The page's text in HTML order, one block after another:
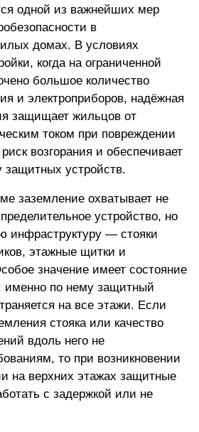
одной из важнейших мер
в
домах. В условиях
когда на ограниченной
большое количество
и электроприборов, надёжная
защищает жильцов от
током при повреждении
возгорания и обеспечивает
защитных устройств.
заземление охватывает не
устройство, но
инфраструктуру — стояки
этажные щитки и
значение имеет состояние
именно по нему защитный
на все этажи. Если
стояка или качество
вдоль него не
то при возникновении
на верхних этажах защитные
с задержкой или не